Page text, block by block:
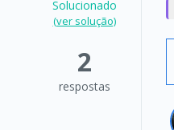
Solucionado
(ver solução)
2
respostas